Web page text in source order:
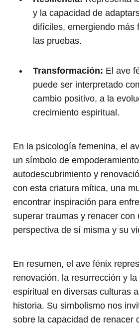
y la capacidad de
difíciles, emergiendo más
las pruebas.
Transformación: El ave
puede ser interpretado
cambio positivo, a la
crecimiento espiritual.
En la psicología femenina, el
un símbolo de
autodescubrimiento y
con esta criatura mítica, una
encontrar inspiración para
superar traumas y renacer con
perspectiva de sí misma y su
En resumen, el ave fénix
renovación, la resurrección y
espiritual en diversas culturas
historia. Su simbolismo nos
sobre la capacidad de renacer